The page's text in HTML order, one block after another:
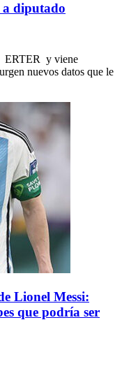
diputado
ERTER y viene
nuevos datos que le
Lionel Messi:
que podría ser